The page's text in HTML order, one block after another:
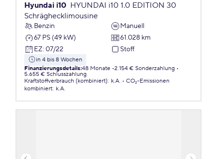
Hyundai i10 HYUNDAI i10 1.0 EDITION 30
Schräghecklimousine
Benzin
Manuell
67 PS (49 kW)
61.028 km
EZ: 07/22 Stoff
in 4 bis 8 Wochen
Finanzierungsdetails:48 Monate 2.154 € Sonderzahlung
5.655 € Schlusszahlung
Kraftstoffverbrauch (kombiniert): k.A.
CO₂-Emissionen
kombiniert: k.A.